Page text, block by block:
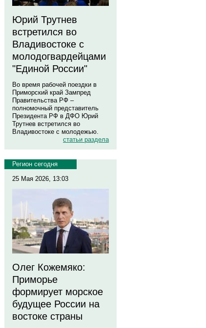
Юрий Трутнев
встретился во
Владивостоке с
молодогвардейцами
"Единой России"
Во время рабочей поездки в
Приморский край Зампред
Правительства РФ –
полномочный представитель
Президента РФ в ДФО Юрий
Трутнев встретился во
Владивостоке с молодежью.
статьи раздела
Регион сегодня
25 Мая 2026, 13:03
Олег Кожемяко:
Приморье
формирует морское
будущее России на
востоке страны